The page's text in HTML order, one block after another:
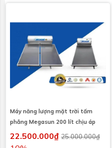
Máy năng lượng mặt trời tấm
phẳng Megasun 200 lít chịu áp
22.500.000₫ 25.000.000₫